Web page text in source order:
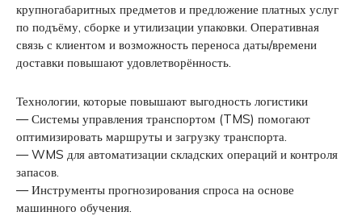
крупногабаритных предметов и предложение платных услуг
по подъёму, сборке и утилизации упаковки. Оперативная
связь с клиентом и возможность переноса даты/времени
доставки повышают удовлетворённость.
Технологии, которые повышают выгодность логистики
— Системы управления транспортом (TMS) помогают
оптимизировать маршруты и загрузку транспорта.
— WMS для автоматизации складских операций и контроля
запасов.
— Инструменты прогнозирования спроса на основе
машинного обучения.